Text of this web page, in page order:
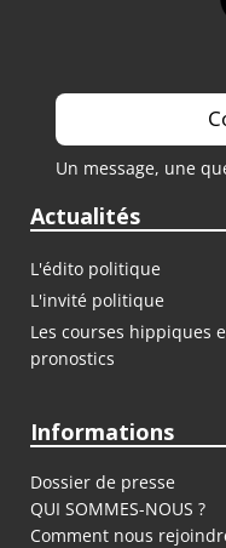
Un message, une
Actualités
L'édito politique
L'invité politique
Les courses hippiques
pronostics
Informations
Dossier de presse
QUI SOMMES-NOUS ?
Comment nous